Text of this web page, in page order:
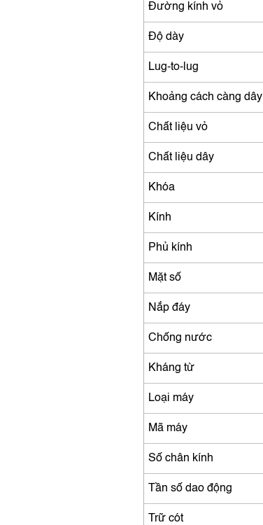
Đường kính vỏ
Độ dày
Lug-to-lug
Khoảng cách càng dây
Chất liệu vỏ
Chất liệu dây
Khóa
Kính
Phủ kính
Mặt số
Nắp đáy
Chống nước
Kháng từ
Loại máy
Mã máy
Số chân kính
Tần số dao động
Trữ cót